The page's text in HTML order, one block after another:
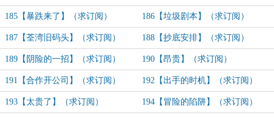
185【暴跌来了】（求订阅） 186【垃圾剧本】（求订阅）
187【荃湾旧码头】（求订阅） 188【抄底安排】（求订阅）
189【阴险的一招】（求订阅） 190【昂贵】（求订阅）
191【合作开公司】（求订阅） 192【出手的时机】（求订阅）
193【太贵了】（求订阅） 194【冒险的陷阱】（求订阅）